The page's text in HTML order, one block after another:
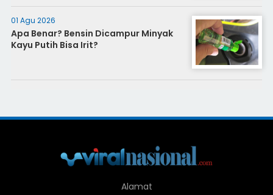
01 Agu 2026
Apa Benar? Bensin Dicampur Minyak
Kayu Putih Bisa Irit?
Alamat